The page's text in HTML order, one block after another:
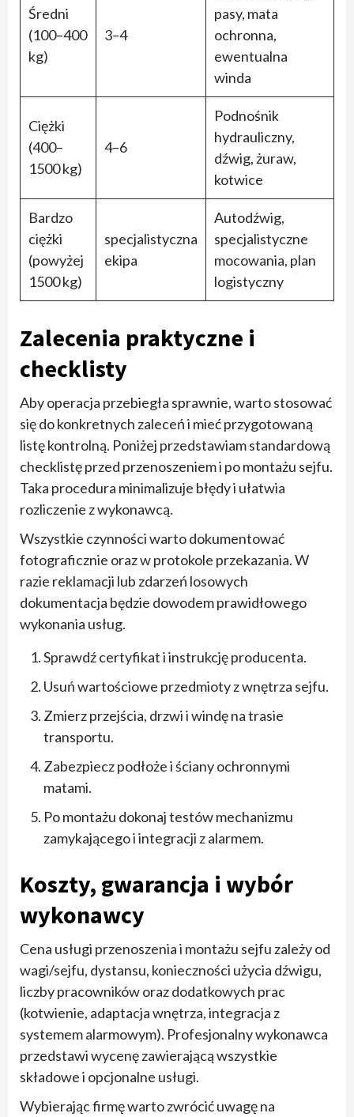
Średni
(100–400
kg)
3–4
pasy, mata
ochronna,
ewentualna
winda
Ciężki
(400–
1500 kg)
4–6
Podnośnik
hydrauliczny,
dźwig, żuraw,
kotwice
Bardzo
ciężki
(powyżej
1500 kg)
specjalistyczna
ekipa
Autodźwig,
specjalistyczne
mocowania, plan
logistyczny
Zalecenia praktyczne i
checklisty
Aby operacja przebiegła sprawnie, warto stosować
się do konkretnych zaleceń i mieć przygotowaną
listę kontrolną. Poniżej przedstawiam standardową
checklistę przed przenoszeniem i po montażu sejfu.
Taka procedura minimalizuje błędy i ułatwia
rozliczenie z wykonawcą.
Wszystkie czynności warto dokumentować
fotograficznie oraz w protokole przekazania. W
razie reklamacji lub zdarzeń losowych
dokumentacja będzie dowodem prawidłowego
wykonania usług.
Sprawdź certyfikat i instrukcję producenta.
Usuń wartościowe przedmioty z wnętrza sejfu.
Zmierz przejścia, drzwi i windę na trasie
transportu.
Zabezpiecz podłoże i ściany ochronnymi
matami.
Po montażu dokonaj testów mechanizmu
zamykającego i integracji z alarmem.
Koszty, gwarancja i wybór
wykonawcy
Cena usługi przenoszenia i montażu sejfu zależy od
wagi/sejfu, dystansu, konieczności użycia dźwigu,
liczby pracowników oraz dodatkowych prac
(kotwienie, adaptacja wnętrza, integracja z
systemem alarmowym). Profesjonalny wykonawca
przedstawi wycenę zawierającą wszystkie
składowe i opcjonalne usługi.
Wybierając firmę warto zwrócić uwagę na